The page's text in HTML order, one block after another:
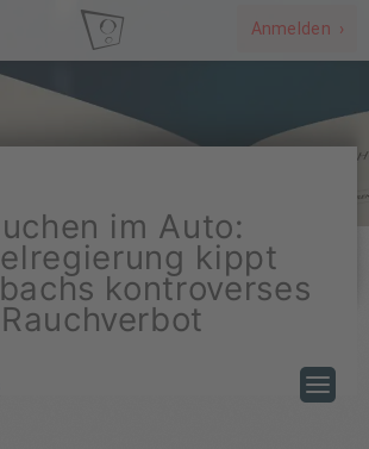
Anmelden ›
im Auto:
kippt
kontroverses
Rauchverbot